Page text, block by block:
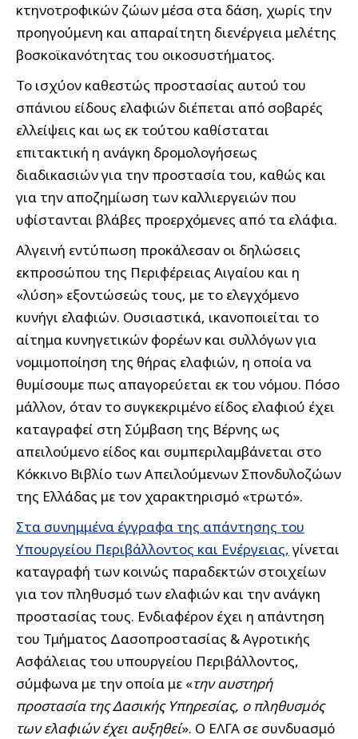
κτηνοτροφικών ζώων μέσα στα δάση, χωρίς την
προηγούμενη και απαραίτητη διενέργεια μελέτης
βοσκοϊκανότητας του οικοσυστήματος.
Το ισχύον καθεστώς προστασίας αυτού του
σπάνιου είδους ελαφιών διέπεται από σοβαρές
ελλείψεις και ως εκ τούτου καθίσταται
επιτακτική η ανάγκη δρομολογήσεως
διαδικασιών για την προστασία του, καθώς και
για την αποζημίωση των καλλιεργειών που
υφίστανται βλάβες προερχόμενες από τα ελάφια.
Αλγεινή εντύπωση προκάλεσαν οι δηλώσεις
εκπροσώπου της Περιφέρειας Αιγαίου και η
«λύση» εξοντώσεώς τους, με το ελεγχόμενο
κυνήγι ελαφιών. Ουσιαστικά, ικανοποιείται το
αίτημα κυνηγετικών φορέων και συλλόγων για
νομιμοποίηση της θήρας ελαφιών, η οποία να
θυμίσουμε πως απαγορεύεται εκ του νόμου. Πόσο
μάλλον, όταν το συγκεκριμένο είδος ελαφιού έχει
καταγραφεί στη Σύμβαση της Βέρνης ως
απειλούμενο είδος και συμπεριλαμβάνεται στο
Κόκκινο Βιβλίο των Απειλούμενων Σπονδυλοζώων
της Ελλάδας με τον χαρακτηρισμό «τρωτό».
Στα συνημμένα έγγραφα της απάντησης του
Υπουργείου Περιβάλλοντος και Ενέργειας,γίνεται
καταγραφή των κοινώς παραδεκτών στοιχείων
για τον πληθυσμό των ελαφιών και την ανάγκη
προστασίας τους. Ενδιαφέρον έχει η απάντηση
του Τμήματος Δασοπροστασίας & Αγροτικής
Ασφάλειας του υπουργείου Περιβάλλοντος,
σύμφωνα με την οποία με «την αυστηρή
προστασία της Δασικής Υπηρεσίας, ο πληθυσμός
των ελαφιών έχει αυξηθεί». Ο ΕΛΓΑ σε συνδυασμό